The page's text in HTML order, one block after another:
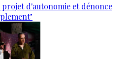
projet d'autonomie et dénonce